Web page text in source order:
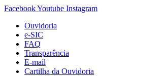
FacebookYoutube Instagram
Ouvidoria
e-SIC
FAQ
Transparência
E-mail
Cartilha da Ouvidoria